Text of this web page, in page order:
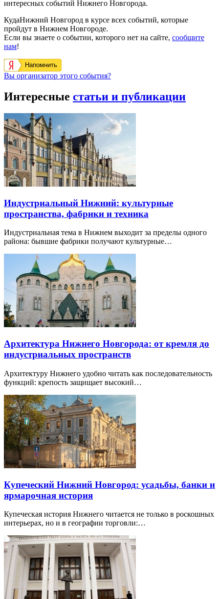
интересных событий Нижнего Новгорода.
КудаНижний Новгород в курсе всех событий, которые
пройдут в Нижнем Новгороде.
Если вы знаете о событии, которого нет на сайте, сообщите
нам!
Напомнить
Вы организатор этого события?
Интересные статьи и публикации
Индустриальный Нижний: культурные
пространства, фабрики и техника
Индустриальная тема в Нижнем выходит за пределы одного
района: бывшие фабрики получают культурные…
Архитектура Нижнего Новгорода: от кремля до
индустриальных пространств
Архитектуру Нижнего удобно читать как последовательность
функций: крепость защищает высокий…
Купеческий Нижний Новгород: усадьбы, банки и
ярмарочная история
Купеческая история Нижнего читается не только в роскошных
интерьерах, но и в географии торговли:…